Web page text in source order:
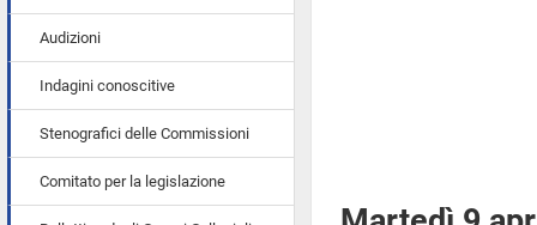
Audizioni
Indagini conoscitive
Stenografici delle Commissioni
Comitato per la legislazione